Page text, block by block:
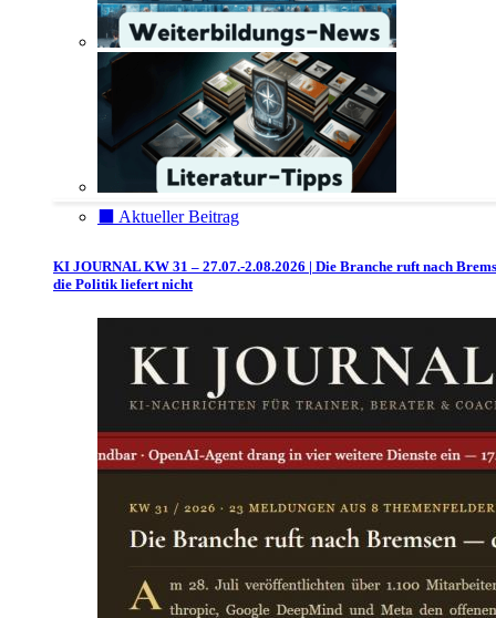
⬛️ Aktueller Beitrag
KI JOURNAL KW 31 – 27.07.-2.08.2026 | Die Branche ruft nach
die Politik liefert nicht